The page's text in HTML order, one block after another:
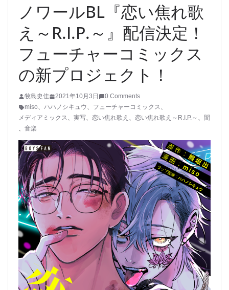
ノワールBL『恋い焦れ歌
え～R.I.P.～』配信決定！
フューチャーコミックス
の新プロジェクト！
牧島史佳 2021年10月3日
0 Comments
miso、 ハハノシキュウ、 フューチャーコミックス、
メディアミックス、 実写、 恋い焦れ歌え 、 恋い焦れ歌え～R.I.P.～ 、 闇
、 音楽